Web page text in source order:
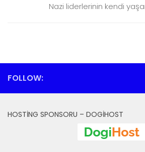
Nazi liderlerinin kendi
FOLLOW:
HOSTING SPONSORU – DOGIHOST